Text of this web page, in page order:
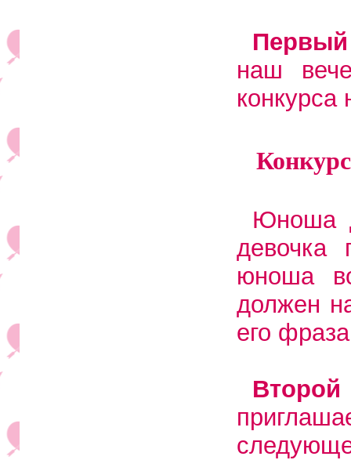
наш
Юноша
девочка
юноша
должен
его